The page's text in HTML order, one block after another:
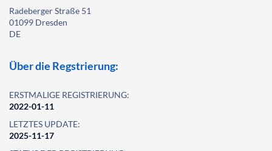
Radeberger Straße 51
01099 Dresden
DE
Über die Regstrierung:
ERSTMALIGE REGISTRIERUNG:
2022-01-11
LETZTES UPDATE:
2025-11-17